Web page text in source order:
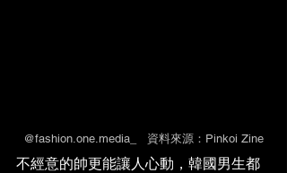
@fashion.one.media_   資料來源：Pinkoi Zine
不經意的帥更能讓人心動，韓國男生都